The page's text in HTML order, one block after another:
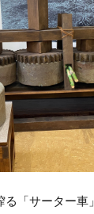
る「サーター車